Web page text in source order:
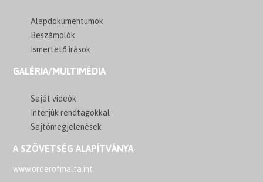
Alapdokumentumok
Beszámolók
Ismertető írások
GALÉRIA/MULTIMÉDIA
Saját videók
Interjúk rendtagokkal
Sajtómegjelenések
A SZÖVETSÉG ALAPÍTVÁNYA
www.orderofmalta.int